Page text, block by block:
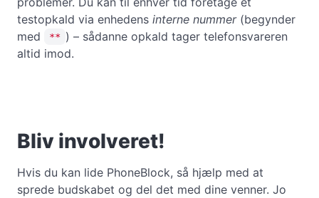
testopkald via enhedens interne nummer(begynder
med
** ) – sådanne opkald tager telefonsvareren
altid imod.
Bliv involveret!
Hvis du kan lide PhoneBlock, så hjælp med at
sprede budskabet og del det med dine venner. Jo